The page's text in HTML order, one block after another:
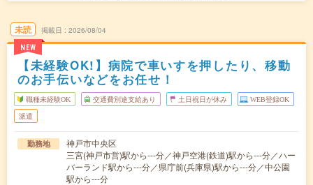
未読
NEW
掲載日 2026/08/04
【未経験OK!】病院で車いすを押したり、移動
のお手伝いなどをお任せ！
職種未経験OK 交通費別途支給あり 土日祝日が休み WEB登録OK
派遣
勤務地
神戸市中央区
三宮(神戸市営)駅から---分／神戸空港(鉄道)駅から---分／ハー
バーランド駅から---分／県庁前(兵庫県)駅から---分／中公園
駅から---分